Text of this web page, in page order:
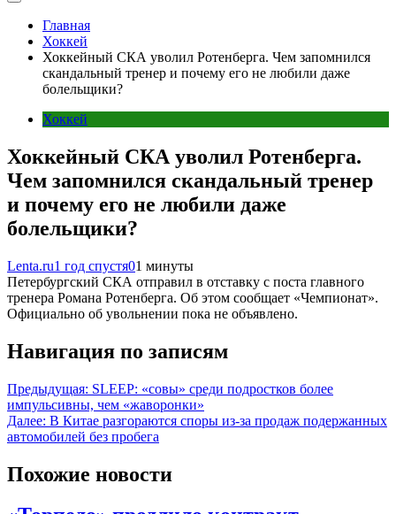
Главная
Хоккей
Хоккейный СКА уволил Ротенберга. Чем запомнился
скандальный тренер и почему его не любили даже
болельщики?
Хоккей
Хоккейный СКА уволил Ротенберга.
Чем запомнился скандальный тренер
и почему его не любили даже
болельщики?
Lenta.ru1 год спустя01 минуты
Петербургский СКА отправил в отставку с поста главного
тренера Романа Ротенберга. Об этом сообщает «Чемпионат».
Официально об увольнении пока не объявлено.
Навигация по записям
Предыдущая: SLEEP: «совы» среди подростков более
импульсивны, чем «жаворонки»
Далее: В Китае разгораются споры из-за продаж подержанных
автомобилей без пробега
Похожие новости